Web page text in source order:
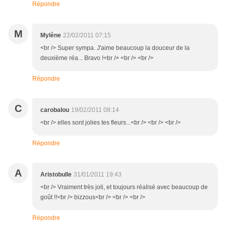
Répondre
M Mylène 22/02/2011 07:15
<br /> Super sympa. J'aime beaucoup la douceur de la
deuxième réa... Bravo !<br /> <br /> <br />
Répondre
C carobalou 19/02/2011 08:14
<br /> elles sont jolies tes fleurs...<br /> <br /> <br />
Répondre
A Aristobulle 31/01/2011 19:43
<br /> Vraiment très joli, et toujours réalisé avec beaucoup de
goût !!<br /> bizzous<br /> <br /> <br />
Répondre